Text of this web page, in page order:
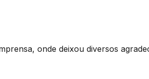
onde deixou diversos